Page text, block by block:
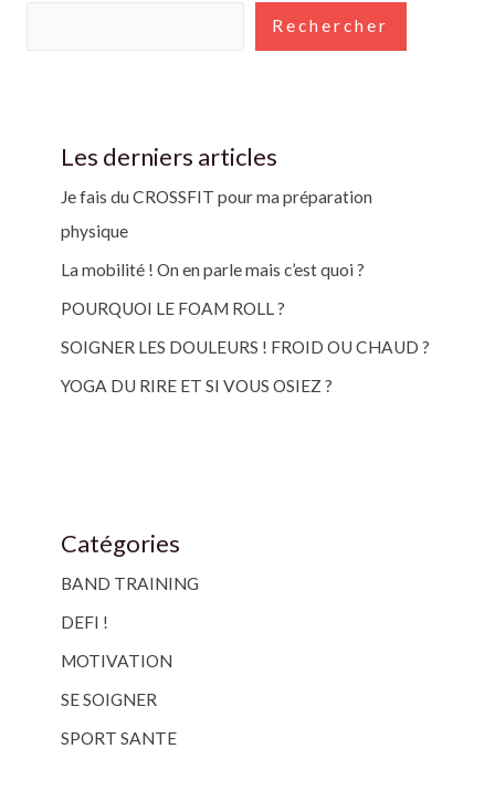
Rechercher
Les derniers articles
Je fais du CROSSFIT pour ma préparation
physique
La mobilité ! On en parle mais c’est quoi ?
POURQUOI LE FOAM ROLL ?
SOIGNER LES DOULEURS ! FROID OU CHAUD ?
YOGA DU RIRE ET SI VOUS OSIEZ ?
Catégories
BAND TRAINING
DEFI !
MOTIVATION
SE SOIGNER
SPORT SANTE